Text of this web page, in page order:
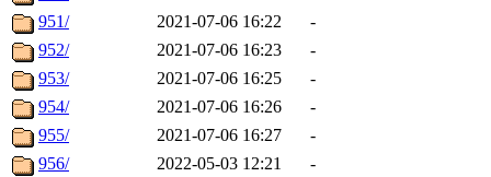
951/
2021-07-06 16:22
-
952/
2021-07-06 16:23
-
953/
2021-07-06 16:25
-
954/
2021-07-06 16:26
-
955/
2021-07-06 16:27
-
956/
2022-05-03 12:21
-